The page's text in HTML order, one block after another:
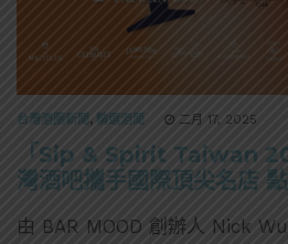
台灣酒圈新聞 , 精選酒聞 二月 17, 2025
「Sip & Spirit Taiwan
灣酒吧攜手國際頂尖名店
由 BAR MOOD 創辦⼈ Nick